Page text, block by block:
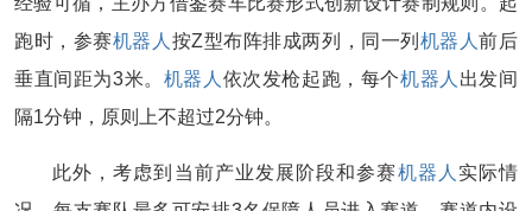
跑时，参赛机器人 按Z型布阵排成两列，同一列 机器人前后
垂直间距为3米。 机器人 依次发枪起跑，每个机器人 出发间
隔1分钟，原则上不超过2分钟。
此外，考虑到当前产业发展阶段和参赛机器人 实际情